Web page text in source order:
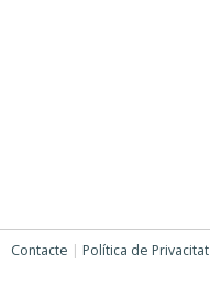
Contacte | Política de Privacitat